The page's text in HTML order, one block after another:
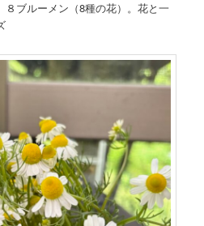
ブルーメン（8種の花）。花と一